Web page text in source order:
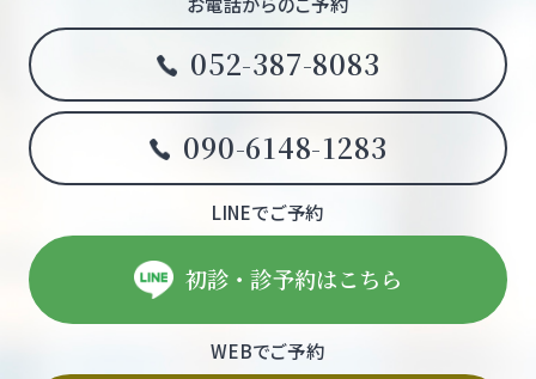
052-387-8083
090-6148-1283
LINEでご予約
初診・診予約はこちら
WEBでご予約